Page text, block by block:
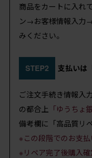
商品をカートに入れ
ン→お客様情報入力
みください。
STEP2 支払いは
ご注文手続き情報入
の都合上 「ゆうちょ
備考欄に「高品質リ
※この段階でのお支払
※リペア完了後購入